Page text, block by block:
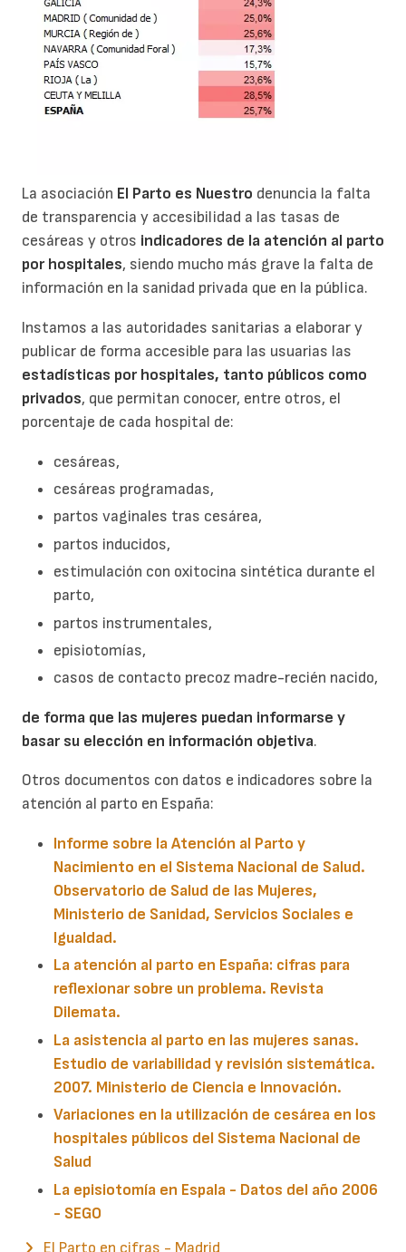
La asociación El Parto es Nuestro denuncia la falta
de transparencia y accesibilidad a las tasas de
cesáreas y otros indicadores de la atención al parto
por hospitales, siendo mucho más grave la falta de
información en la sanidad privada que en la pública.
Instamos a las autoridades sanitarias a elaborar y
publicar de forma accesible para las usuarias las
estadísticas por hospitales, tanto públicos como
privados, que permitan conocer, entre otros, el
porcentaje de cada hospital de:
cesáreas,
cesáreas programadas,
partos vaginales tras cesárea,
partos inducidos,
estimulación con oxitocina sintética durante el
parto,
partos instrumentales,
episiotomías,
casos de contacto precoz madre-recién nacido,
de forma que las mujeres puedan informarse y
basar su elección en información objetiva.
Otros documentos con datos e indicadores sobre la
atención al parto en España:
Informe sobre la Atención al Parto y
Nacimiento en el Sistema Nacional de Salud.
Observatorio de Salud de las Mujeres,
Ministerio de Sanidad, Servicios Sociales e
Igualdad.
La atención al parto en España: cifras para
reflexionar sobre un problema. Revista
Dilemata.
La asistencia al parto en las mujeres sanas.
Estudio de variabilidad y revisión sistemática.
2007. Ministerio de Ciencia e Innovación.
Variaciones en la utilización de cesárea en los
hospitales públicos del Sistema Nacional de
Salud
La episiotomía en Espala - Datos del año 2006
- SEGO
El Parto en cifras - Madrid